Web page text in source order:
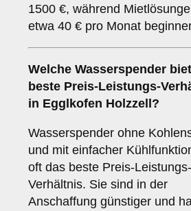
1500 €, während
etwa 40 € pro Monat
Welche Wasserspender
beste Preis-Leistungs-
in Egglkofen Holzzell?
Wasserspender ohne
und mit einfacher
oft das beste Preis-Leistungs-
Verhältnis. Sie sind in der
Anschaffung günstiger und